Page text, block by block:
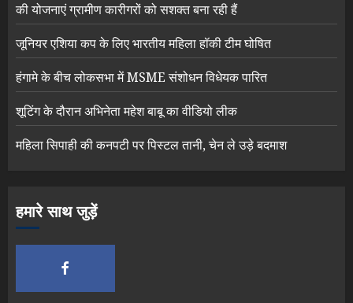
की योजनाएं ग्रामीण कारीगरों को सशक्त बना रही हैं
जूनियर एशिया कप के लिए भारतीय महिला हॉकी टीम घोषित
हंगामे के बीच लोकसभा में MSME संशोधन विधेयक पारित
शूटिंग के दौरान अभिनेता महेश बाबू का वीडियो लीक
महिला सिपाही की कनपटी पर पिस्टल तानी, चेन ले उड़े बदमाश
हमारे साथ जुड़ें